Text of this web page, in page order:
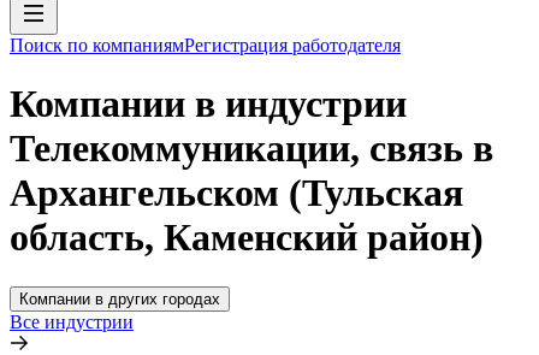
Поиск по компаниямРегистрация работодателя
Компании в индустрии
Телекоммуникации, связь в
Архангельском (Тульская
область, Каменский район)
Компании в других городах
Все индустрии